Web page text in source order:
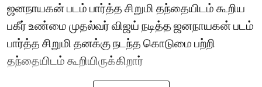
ஜனநாயகன் படம் பார்த்த சிறுமி தந்தையிடம் கூறிய
பகீர் உண்மை முதல்வர் விஜய் நடித்த ஜனநாயகன் படம்
பார்த்த சிறுமி தனக்கு நடந்த கொடுமை பற்றி
தந்தையிடம் கூறியிருக்கிறார்